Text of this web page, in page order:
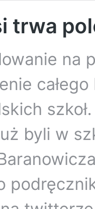
trwa
na
byli w